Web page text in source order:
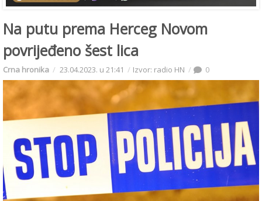
Na putu prema Herceg Novom
povrijeđeno šest lica
Crna hronika 23.04.2023. u 21:41 Izvor: radio HN 0